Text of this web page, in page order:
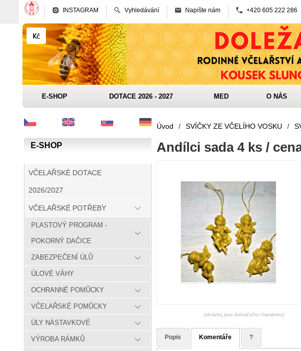
INSTAGRAM Vyhledávání Napište nám +420 605 222 286
E-SHOP DOTACE 2026 - 2027 MED O NÁS
E-SHOP
VČELAŘSKÉ DOTACE
2026/2027
VČELAŘSKÉ POTŘEBY
PLASTOVÝ PROGRAM -
POKORNÝ DAČICE
ZABEZPEČENÍ ÚLŮ
ÚLOVÉ VÁHY
OCHRANNÉ POMŮCKY
VČELAŘSKÉ POMŮCKY
ÚLY NÁSTAVKOVÉ
VÝROBA RÁMKŮ
Úvod / SVÍČKY ZE VČELÍHO VOSKU /
Andílci sada 4 ks /
(obrázky jsou ilustračního charakteru)
Popis Komentáře ?